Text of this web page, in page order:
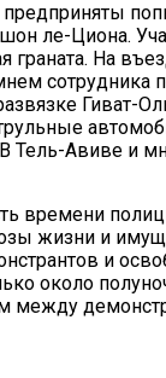
ле-Циона.
На
Гиват-
В Тель-Авиве и
времени
жизни и
и
около
между